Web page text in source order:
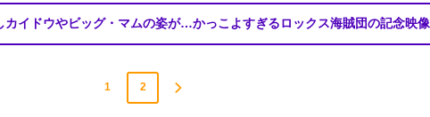
カイドウやビッグ・マムの姿が…かっこよすぎるロックス海賊団の記念映像
1 2